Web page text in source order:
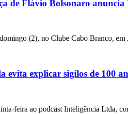
de Flávio Bolsonaro
(2), no Clube Cabo Branco,
explicar sigilos de 100
feira ao podcast Inteligência Ltda,